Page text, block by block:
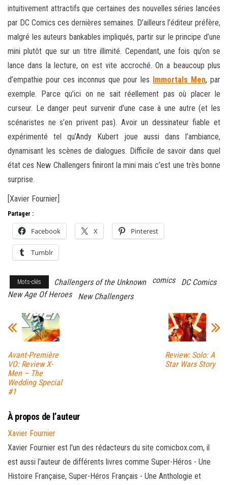
intuitivement attractifs que certaines des nouvelles séries lancées
par DC Comics ces dernières semaines. D’ailleurs l’éditeur préfère,
malgré les auteurs bankables impliqués, partir sur le principe d’une
mini plutôt que sur un titre illimité. Cependant, une fois qu’on se
lance dans la lecture, on est vite accroché. On a beaucoup plus
d’empathie pour ces inconnus que pour les Immortals Men, par
exemple. Parce qu’ici on ne sait réellement pas où placer le
curseur. Le danger peut survenir d’une case à une autre (et les
scénaristes ne s’en privent pas). Avoir un dessinateur fiable et
expérimenté tel qu’Andy Kubert joue aussi dans l’ambiance,
dynamisant les scènes de dialogues. Difficile de savoir dans quel
état ces New Challengers finiront la mini mais c’est une très bonne
surprise.
[Xavier Fournier]
Partager :
Facebook X Pinterest
Tumblr
Mots-clés Challengers of the Unknown comics
DC Comics
New Age Of Heroes
New Challengers
Avant-Première
VO: Review X-
Men – The
Wedding Special
#1
Review: Solo: A
Star Wars Story
À propos de l’auteur
Xavier Fournier
Xavier Fournier est l'un des rédacteurs du site comicbox.com, il
est aussi l'auteur de différents livres comme Super-Héros - Une
Histoire Française, Super-Héros Français - Une Anthologie et